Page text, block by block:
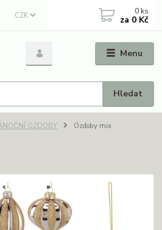
Menu
CZK
Hledat
0 ks
za 0 Kč
OZDOBY Ozdoby mix